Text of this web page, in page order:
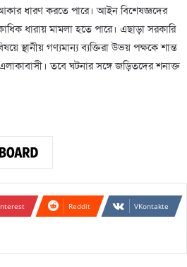
ধারণ করতে পারে। আইন বিশেষজ্ঞদের
ধারায় মামলা হতে পারে। এছাড়া সরকারি
স্থানীয় গণ্যমান্য ব্যক্তিরা উভয় পক্ষকে শান্ত
তবে ঘটনার সঙ্গে জড়িতদের শনাক্ত
Reddit VKontakte